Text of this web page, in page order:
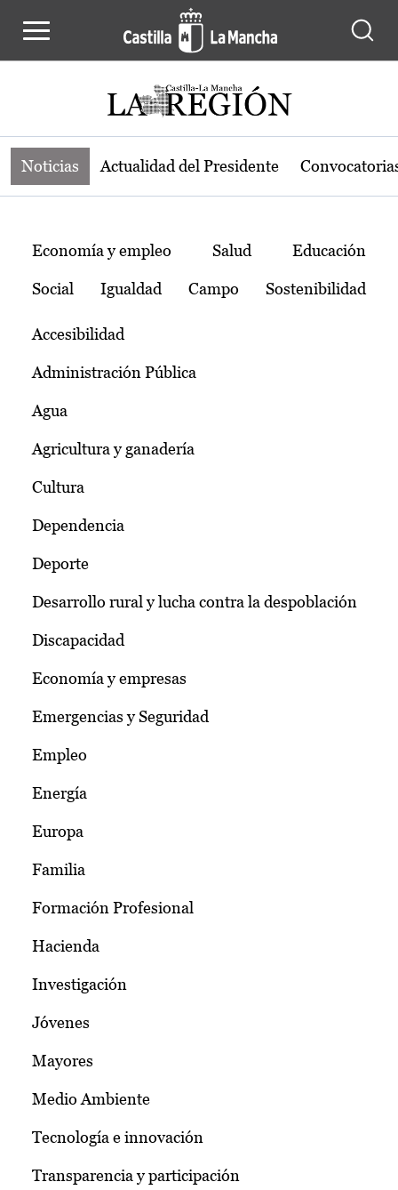
Noticias de la región de Castilla-La
Noticias Actualidad del Presidente
Temas
Economía y empleo Salud Educación
Social Igualdad Campo Sostenibilidad
Accesibilidad
Administración Pública
Agua
Agricultura y ganadería
Cultura
Dependencia
Deporte
Desarrollo rural y lucha contra la despoblación
Discapacidad
Economía y empresas
Emergencias y Seguridad
Empleo
Energía
Europa
Familia
Formación Profesional
Hacienda
Investigación
Jóvenes
Mayores
Medio Ambiente
Tecnología e innovación
Transparencia y participación